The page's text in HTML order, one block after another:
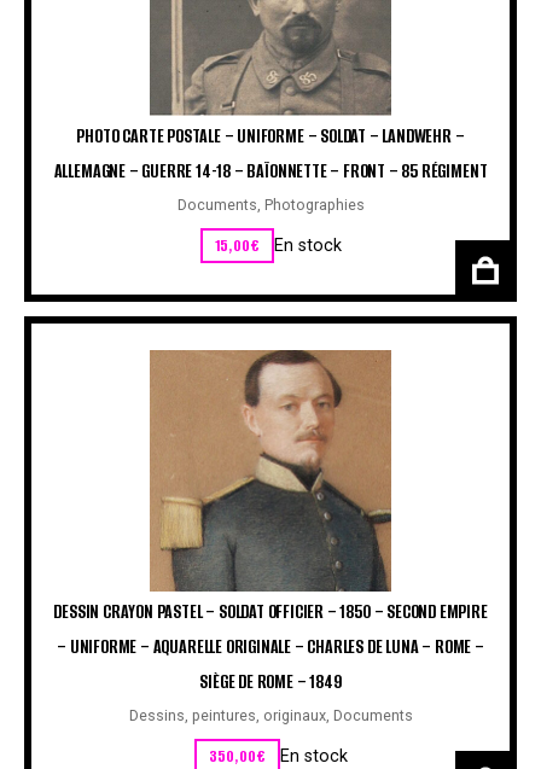
PHOTO CARTE POSTALE – UNIFORME – SOLDAT – LANDWEHR –
ALLEMAGNE – GUERRE 14-18 – BAÏONNETTE – FRONT – 85 RÉGIMENT
Documents, Photographies
15,00€ En stock
DESSIN CRAYON PASTEL – SOLDAT OFFICIER – 1850 – SECOND EMPIRE
– UNIFORME – AQUARELLE ORIGINALE – CHARLES DE LUNA – ROME –
SIÈGE DE ROME – 1849
Dessins, peintures, originaux, Documents
350,00€ En stock